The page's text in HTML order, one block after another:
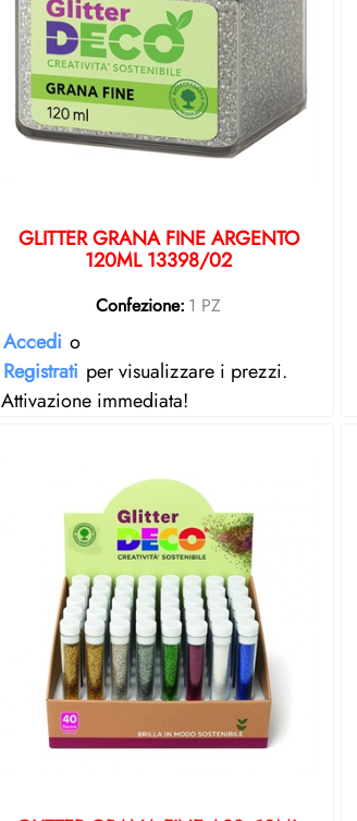
GLITTER GRANA FINE ARGENTO
120ML 13398/02
Confezione: 1 PZ
Accedi o
Registrati per visualizzare i prezzi.
Attivazione immediata!